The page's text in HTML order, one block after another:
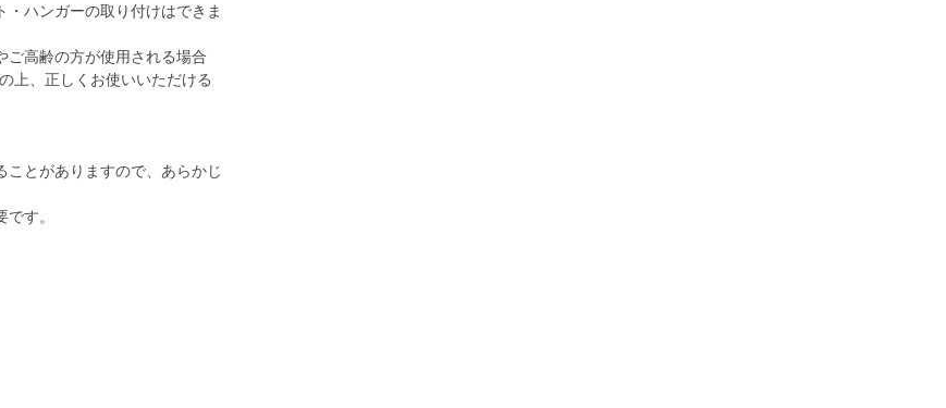
ハンガーの取り付けはできま
高齢の方が使用される場合
上、正しくお使いいただける
とがありますので、あらかじ
す。